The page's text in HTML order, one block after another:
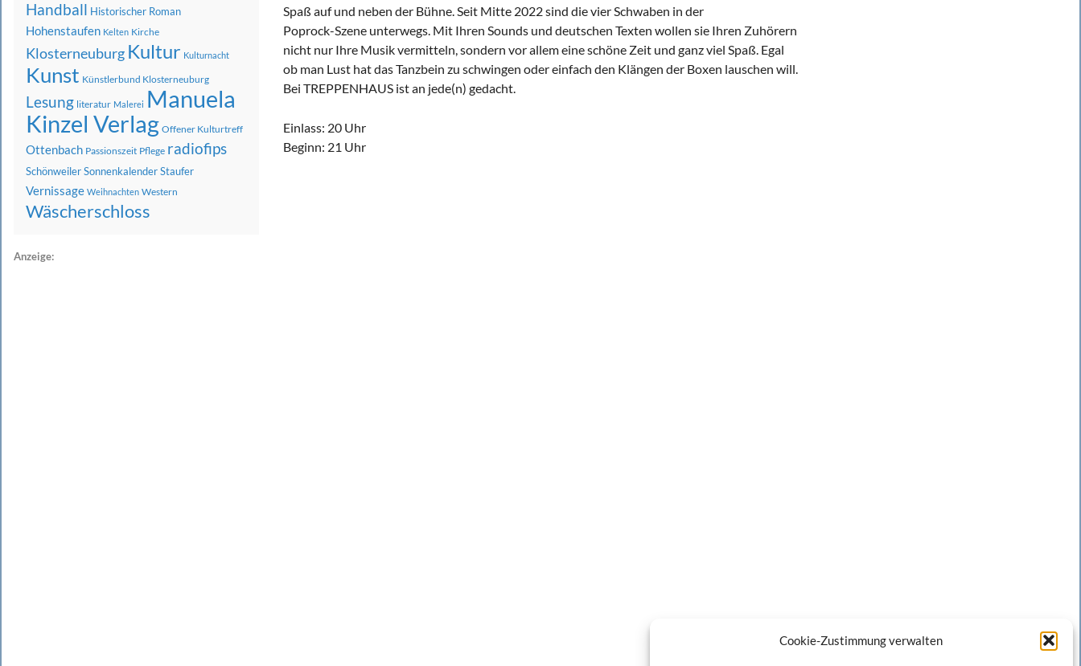
Cookie-Zustimmung verwalten
Spaß auf und neben der Bühne. Seit Mitte 2022 sind die vier Schwaben in der
Poprock-Szene unterwegs. Mit Ihren Sounds und deutschen Texten wollen sie Ihren Zuhörern
nicht nur Ihre Musik vermitteln, sondern vor allem eine schöne Zeit und ganz viel Spaß. Egal
ob man Lust hat das Tanzbein zu schwingen oder einfach den Klängen der Boxen lauschen will.
Bei TREPPENHAUS ist an jede(n) gedacht.
Einlass: 20 Uhr
Beginn: 21 Uhr
Handball Historischer Roman
Hohenstaufen Kelten Kirche
Klosterneuburg Kultur Kulturnacht
Kunst Künstlerbund Klosterneuburg
Lesung literatur Malerei Manuela
Kinzel Verlag Offener Kulturtreff
Ottenbach Passionszeit Pflege radiofips
SchönweilerSonnenkalenderStaufer
Vernissage Weihnachten Western
Wäscherschloss
Anzeige: